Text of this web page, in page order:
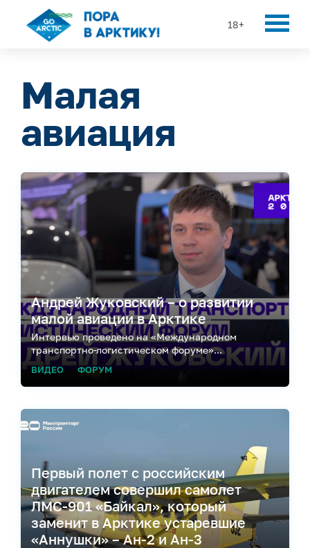
18+
Малая
авиация
Андрей Жуковский – о развитии
малой авиации в Арктике
Интервью проведено на «Международном
транспортно-логистическом форуме»...
ВИДЕО ФОРУМ
Первый полет с российским
двигателем совершил самолет
ЛМС-901 «Байкал», который
заменит в Арктике устаревшие
«Аннушки» – Ан-2 и Ан-3